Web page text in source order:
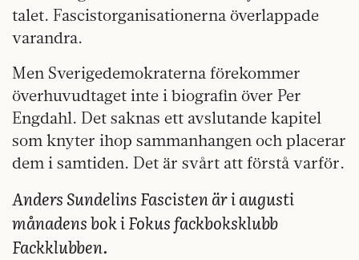
talet. Fascistorganisationerna överlappade
varandra.
Men Sverigedemokraterna förekommer
överhuvudtaget inte i biografin över Per
Engdahl. Det saknas ett avslutande kapitel
som knyter ihop sammanhangen och placerar
dem i samtiden. Det är svårt att förstå varför.
Anders Sundelins Fascisten är i augusti
månadens bok i Fokus fackboksklubb
Fackklubben.